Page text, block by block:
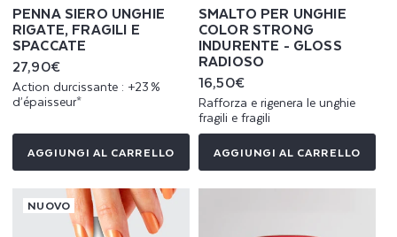
PENNA SIERO UNGHIE
RIGATE, FRAGILI E
SPACCATE
Prezzo
di
listino
27,90€
Action durcissante : +23 %
d’épaisseur*
AGGIUNGI AL CARRELLO
SMALTO PER UNGHIE
COLOR STRONG
INDURENTE - GLOSS
RADIOSO
Prezzo
di
listino
16,50€
Rafforza e rigenera le unghie
fragili e fragili
AGGIUNGI AL CARRELLO
NUOVO